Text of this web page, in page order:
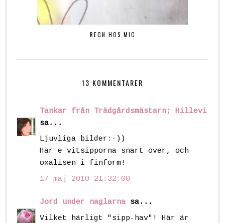
REGN HOS MIG
13 KOMMENTARER
Tankar från Trädgårdsmästarn; Hillevi
sa...
Ljuvliga bilder:-))
Här e vitsipporna snart över, och
oxalisen i finform!
17 maj 2010 21:32:00
Jord under naglarna sa...
Vilket härligt "sipp-hav"! Här är